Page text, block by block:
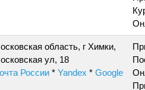
область, г Химки,
ул, 18
России * Yandex * Google